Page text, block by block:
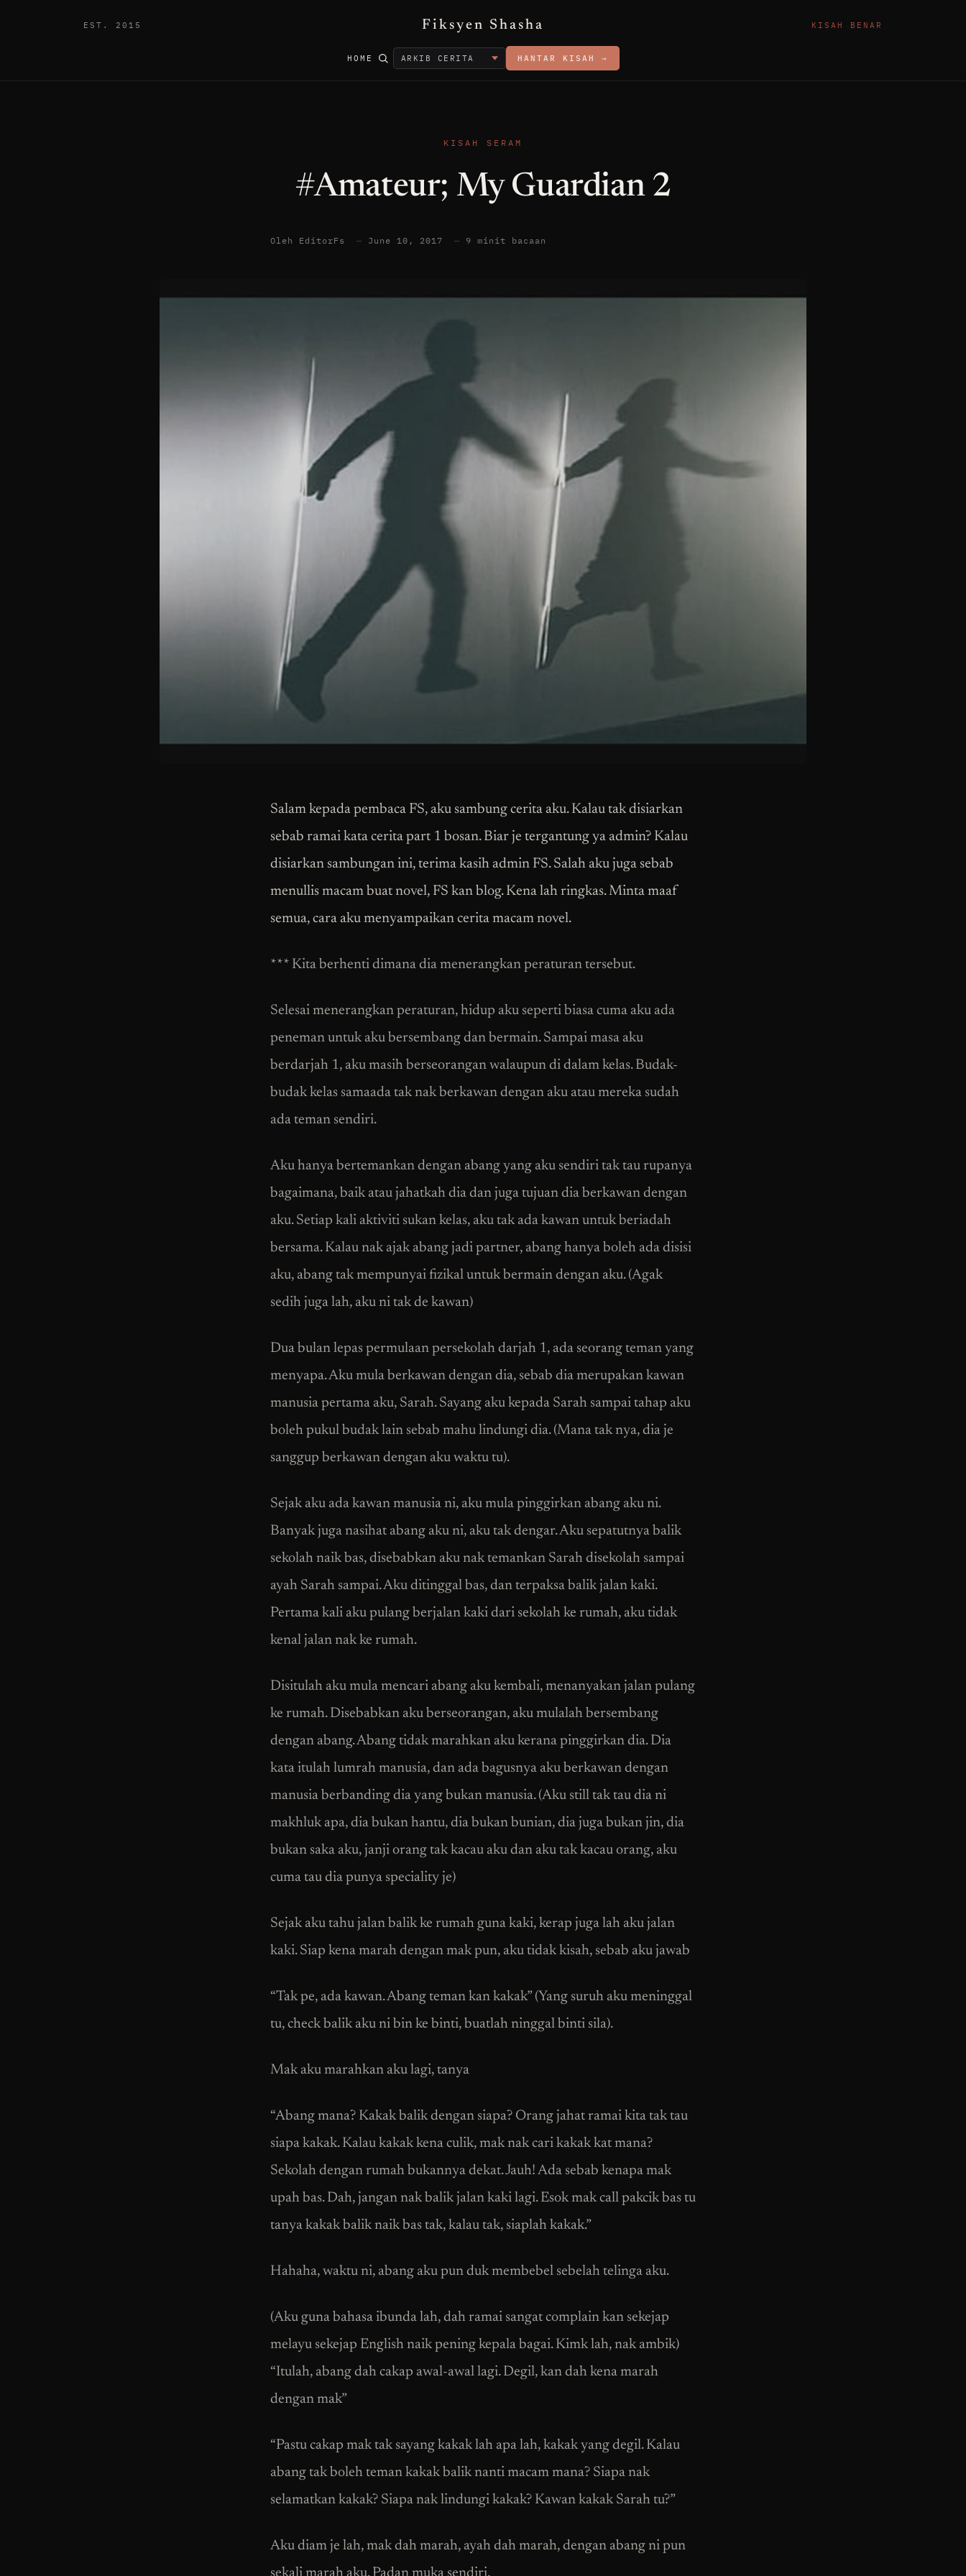
EST. 2015 Fiksyen Shasha KISAH BENAR
HOME HANTAR KISAH →
KISAH SERAM
#Amateur; My Guardian 2
Oleh EditorFs — June 10, 2017 — 9 minit bacaan
Salam kepada pembaca FS, aku sambung cerita aku. Kalau tak disiarkan
sebab ramai kata cerita part 1 bosan. Biar je tergantung ya admin? Kalau
disiarkan sambungan ini, terima kasih admin FS. Salah aku juga sebab
menullis macam buat novel, FS kan blog. Kena lah ringkas. Minta maaf
semua, cara aku menyampaikan cerita macam novel.
*** Kita berhenti dimana dia menerangkan peraturan tersebut.
Selesai menerangkan peraturan, hidup aku seperti biasa cuma aku ada
peneman untuk aku bersembang dan bermain. Sampai masa aku
berdarjah 1, aku masih berseorangan walaupun di dalam kelas. Budak-
budak kelas samaada tak nak berkawan dengan aku atau mereka sudah
ada teman sendiri.
Aku hanya bertemankan dengan abang yang aku sendiri tak tau rupanya
bagaimana, baik atau jahatkah dia dan juga tujuan dia berkawan dengan
aku. Setiap kali aktiviti sukan kelas, aku tak ada kawan untuk beriadah
bersama. Kalau nak ajak abang jadi partner, abang hanya boleh ada disisi
aku, abang tak mempunyai fizikal untuk bermain dengan aku. (Agak
sedih juga lah, aku ni tak de kawan)
Dua bulan lepas permulaan persekolah darjah 1, ada seorang teman yang
menyapa. Aku mula berkawan dengan dia, sebab dia merupakan kawan
manusia pertama aku, Sarah. Sayang aku kepada Sarah sampai tahap aku
boleh pukul budak lain sebab mahu lindungi dia. (Mana tak nya, dia je
sanggup berkawan dengan aku waktu tu).
Sejak aku ada kawan manusia ni, aku mula pinggirkan abang aku ni.
Banyak juga nasihat abang aku ni, aku tak dengar. Aku sepatutnya balik
sekolah naik bas, disebabkan aku nak temankan Sarah disekolah sampai
ayah Sarah sampai. Aku ditinggal bas, dan terpaksa balik jalan kaki.
Pertama kali aku pulang berjalan kaki dari sekolah ke rumah, aku tidak
kenal jalan nak ke rumah.
Disitulah aku mula mencari abang aku kembali, menanyakan jalan pulang
ke rumah. Disebabkan aku berseorangan, aku mulalah bersembang
dengan abang. Abang tidak marahkan aku kerana pinggirkan dia. Dia
kata itulah lumrah manusia, dan ada bagusnya aku berkawan dengan
manusia berbanding dia yang bukan manusia. (Aku still tak tau dia ni
makhluk apa, dia bukan hantu, dia bukan bunian, dia juga bukan jin, dia
bukan saka aku, janji orang tak kacau aku dan aku tak kacau orang, aku
cuma tau dia punya speciality je)
Sejak aku tahu jalan balik ke rumah guna kaki, kerap juga lah aku jalan
kaki. Siap kena marah dengan mak pun, aku tidak kisah, sebab aku jawab
“Tak pe, ada kawan. Abang teman kan kakak” (Yang suruh aku meninggal
tu, check balik aku ni bin ke binti, buatlah ninggal binti sila).
Mak aku marahkan aku lagi, tanya
“Abang mana? Kakak balik dengan siapa? Orang jahat ramai kita tak tau
siapa kakak. Kalau kakak kena culik, mak nak cari kakak kat mana?
Sekolah dengan rumah bukannya dekat. Jauh! Ada sebab kenapa mak
upah bas. Dah, jangan nak balik jalan kaki lagi. Esok mak call pakcik bas tu
tanya kakak balik naik bas tak, kalau tak, siaplah kakak.”
Hahaha, waktu ni, abang aku pun duk membebel sebelah telinga aku.
(Aku guna bahasa ibunda lah, dah ramai sangat complain kan sekejap
melayu sekejap English naik pening kepala bagai. Kimk lah, nak ambik)
“Itulah, abang dah cakap awal-awal lagi. Degil, kan dah kena marah
dengan mak”
“Pastu cakap mak tak sayang kakak lah apa lah, kakak yang degil. Kalau
abang tak boleh teman kakak balik nanti macam mana? Siapa nak
selamatkan kakak? Siapa nak lindungi kakak? Kawan kakak Sarah tu?”
Aku diam je lah, mak dah marah, ayah dah marah, dengan abang ni pun
sekali marah aku. Padan muka sendiri.